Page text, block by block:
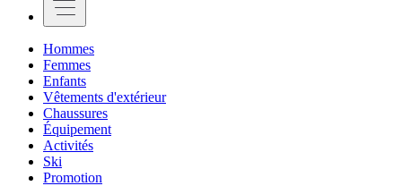
Hommes
Femmes
Enfants
Vêtements d'extérieur
Chaussures
Équipement
Activités
Ski
Promotion